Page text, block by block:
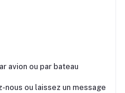
avion ou par bateau
nous ou laissez un message